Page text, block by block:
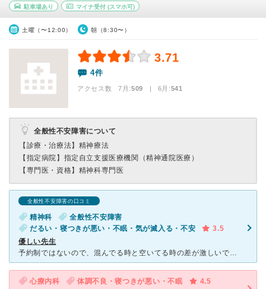
駐車場あり マイナ受付(スマホ可)
土曜（〜12:00） 朝（8:30〜）
3.71
4件
アクセス数 7月:509 | 6月:541
全般性不安障害について
【診療・治療法】 精神療法
【指定病院】 指定自立支援医療機関（精神通院医療）
【専門医・資格】 精神科専門医
全般性不安障害の口コミ
精神科
全般性不安障害
だるい・寝つきが悪い・不眠・気が滅入る・不安
3.5
優しい先生
予約制ではないので、混んでる時と空いてる時の差が激しいです。院内はとても綺麗で待合室の前の椅子の近くにいつも綺麗な花が飾られていて心が和みます。先生は優しい口調で体調を聞いてくれますが、あまり薬の説明
心療内科 体調不良・寝つきが悪い・不眠
4.5